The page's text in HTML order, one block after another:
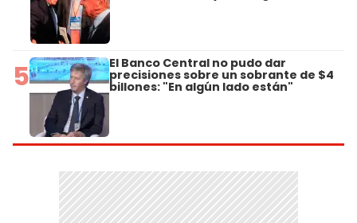
5 El Banco Central no pudo dar
precisiones sobre un sobrante de $4
billones: "En algún lado están"